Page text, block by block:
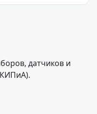
датчиков и